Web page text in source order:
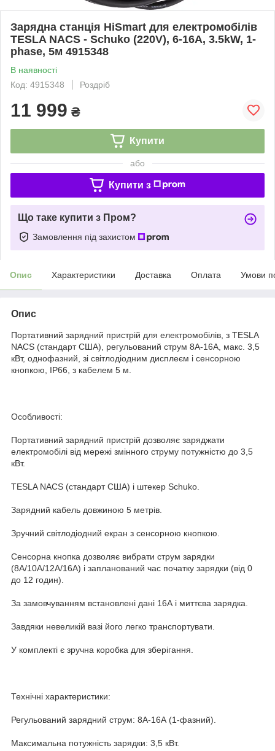
Зарядна станція HiSmart для електромобілів
TESLA NACS - Schuko (220V), 6-16A, 3.5kW, 1-
phase, 5м 4915348
В наявності
Код: 4915348
Роздріб
11 999 ₴
Купити
або
Купити з
Що таке купити з Пром?
Замовлення під захистом
Опис Характеристики Доставка Оплата Умови
Опис
Портативний зарядний пристрій для електромобілів, з TESLA
NACS (стандарт США), регульований струм 8А-16А, макс. 3,5
кВт, однофазний, зі світлодіодним дисплеєм і сенсорною
кнопкою, IP66, з кабелем 5 м.
Особливості:
Портативний зарядний пристрій дозволяє заряджати
електромобілі від мережі змінного струму потужністю до 3,5
кВт.
TESLA NACS (стандарт США) і штекер Schuko.
Зарядний кабель довжиною 5 метрів.
Зручний світлодіодний екран з сенсорною кнопкою.
Сенсорна кнопка дозволяє вибрати струм зарядки
(8А/10А/12А/16А) і запланований час початку зарядки (від 0
до 12 годин).
За замовчуванням встановлені дані 16А і миттєва зарядка.
Завдяки невеликій вазі його легко транспортувати.
У комплекті є зручна коробка для зберігання.
Технічні характеристики:
Регульований зарядний струм: 8А-16А (1-фазний).
Максимальна потужність зарядки: 3,5 кВт.